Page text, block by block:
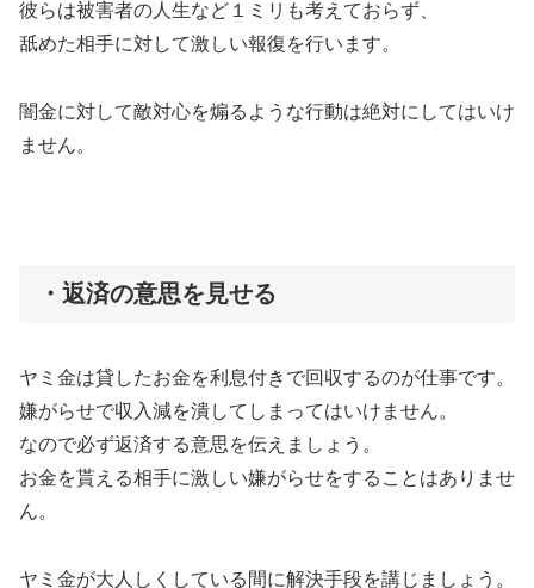
彼らは被害者の人生など１ミリも考えておらず、
舐めた相手に対して激しい報復を行います。
闇金に対して敵対心を煽るような行動は絶対にしてはいけ
ません。
・返済の意思を見せる
ヤミ金は貸したお金を利息付きで回収するのが仕事です。
嫌がらせで収入減を潰してしまってはいけません。
なので必ず返済する意思を伝えましょう。
お金を貰える相手に激しい嫌がらせをすることはありませ
ん。
ヤミ金が大人しくしている間に解決手段を講じましょう。